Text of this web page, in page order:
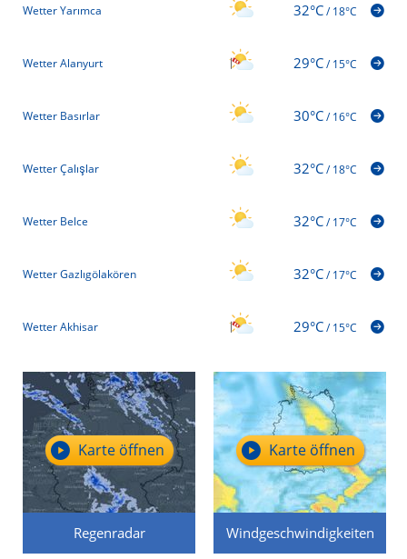
Wetter Yarımca 32°C/18°C
Wetter Alanyurt 29°C/15°C
Wetter Basırlar 30°C/16°C
Wetter Çalışlar 32°C/18°C
Wetter Belce 32°C/17°C
Wetter Gazlıgölakören 32°C/17°C
Wetter Akhisar 29°C/15°C
Regenradar
Karte öffnen
Windgeschwindigkeiten
Karte öffnen